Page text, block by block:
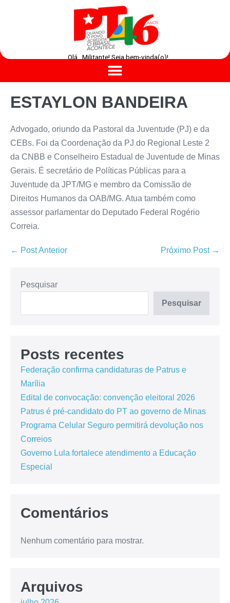
Olá , Militante! Seja bem-vinda(o)!
ESTAYLON BANDEIRA
Advogado, oriundo da Pastoral da Juventude (PJ) e da
CEBs. Foi da Coordenação da PJ do Regional Leste 2
da CNBB e Conselheiro Estadual de Juventude de Minas
Gerais. É secretário de Políticas Públicas para a
Juventude da JPT/MG e membro da Comissão de
Direitos Humanos da OAB/MG. Atua também como
assessor parlamentar do Deputado Federal Rogério
Correia.
← Post Anterior Próximo Post →
Pesquisar
Pesquisar
Posts recentes
Federação confirma candidaturas de Patrus e
Marília
Edital de convocação: convenção eleitoral 2026
Patrus é pré-candidato do PT ao governo de Minas
Programa Celular Seguro permitirá devolução nos
Correios
Governo Lula fortalece atendimento a Educação
Especial
Comentários
Nenhum comentário para mostrar.
Arquivos